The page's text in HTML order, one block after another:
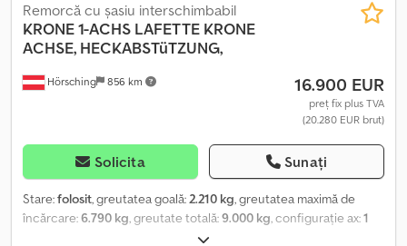
Hörsching 856 km
Remorcă cu șasiu interschimbabil
KRONE1-ACHS LAFETTE KRONE
ACHSE, HECKABSTüTZUNG,
16.900 EUR
preț fix plus TVA
(20.280 EUR brut)
Solicita Sunați
Stare:folosit, greutatea goală:2.210 kg, greutatea maximă de
încărcare:6.790 kg, greutate totală:9.000 kg, configurație ax:1
07/2026, următoarea inspecție (TÜV):